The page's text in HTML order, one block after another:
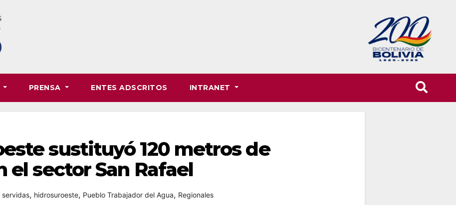
PRENSA ENTES ADSCRITOS INTRANET
sustituyó 120 metros de
el sector San Rafael
servidas, hidrosuroeste, Pueblo Trabajador del Agua, Regionales